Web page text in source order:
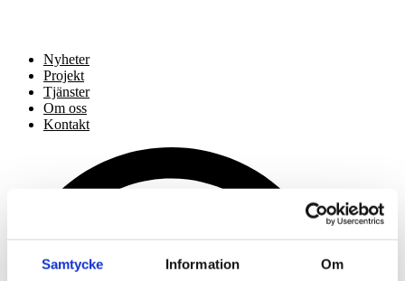
Samtycke Information Om
Nyheter
Projekt
Tjänster
Om oss
Kontakt